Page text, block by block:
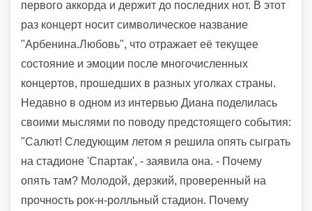
первого аккорда и держит до последних нот. В этот
раз концерт носит символическое название
"Арбенина.Любовь", что отражает её текущее
состояние и эмоции после многочисленных
концертов, прошедших в разных уголках страны.
Недавно в одном из интервью Диана поделилась
своими мыслями по поводу предстоящего события:
"Салют! Следующим летом я решила опять сыграть
на стадионе 'Спартак', - заявила она. - Почему
опять там? Молодой, дерзкий, проверенный на
прочность рок-н-ролльный стадион. Почему